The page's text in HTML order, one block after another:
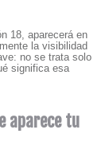
18, aparecerá en
la visibilidad
no se trata solo
significa esa
aparece tu